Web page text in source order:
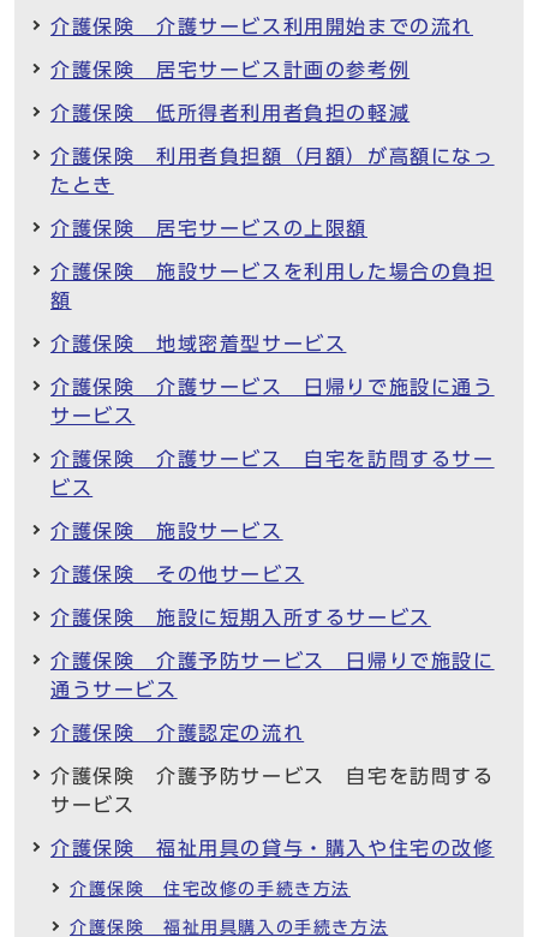
介護保険 介護サービス利用開始までの流れ
介護保険 居宅サービス計画の参考例
介護保険 低所得者利用者負担の軽減
介護保険 利用者負担額（月額）が高額になっ
たとき
介護保険 居宅サービスの上限額
介護保険 施設サービスを利用した場合の負担
額
介護保険 地域密着型サービス
介護保険 介護サービス 日帰りで施設に通う
サービス
介護保険 介護サービス 自宅を訪問するサー
ビス
介護保険 施設サービス
介護保険 その他サービス
介護保険 施設に短期入所するサービス
介護保険 介護予防サービス 日帰りで施設に
通うサービス
介護保険 介護認定の流れ
介護保険 介護予防サービス 自宅を訪問する
サービス
介護保険 福祉用具の貸与・購入や住宅の改修
介護保険 住宅改修の手続き方法
介護保険 福祉用具購入の手続き方法